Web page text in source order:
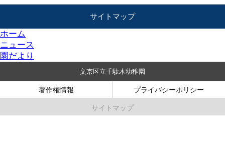
サイトマップ
ホーム
ニュース
園だより
文京区立千駄木幼稚園
著作権情報 プライバシーポリシー
サイトマップ